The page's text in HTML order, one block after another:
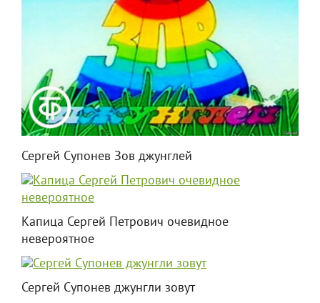
Сергей Супонев Зов джунглей
Капица Сергей Петрович очевидное
невероятное
Сергей Супонев джунгли зовут